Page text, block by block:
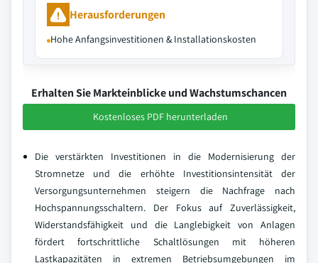
Herausforderungen
Hohe Anfangsinvestitionen & Installationskosten
Erhalten Sie Markteinblicke und Wachstumschancen
Kostenloses PDF herunterladen
Die verstärkten Investitionen in die Modernisierung der
Stromnetze und die erhöhte Investitionsintensität der
Versorgungsunternehmen steigern die Nachfrage nach
Hochspannungsschaltern. Der Fokus auf Zuverlässigkeit,
Widerstandsfähigkeit und die Langlebigkeit von Anlagen
fördert fortschrittliche Schaltlösungen mit höheren
Lastkapazitäten in extremen Betriebsumgebungen im